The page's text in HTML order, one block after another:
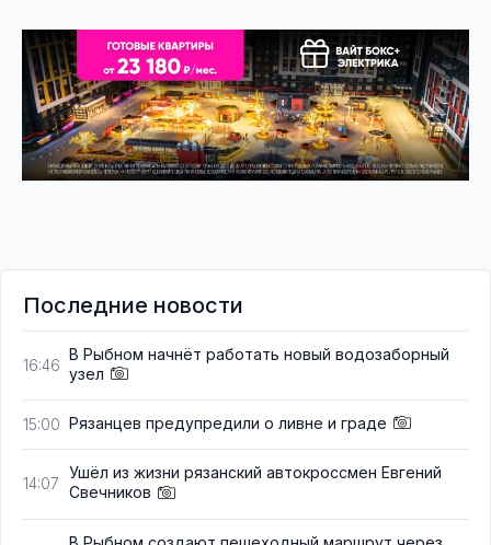
Последние новости
16:46
В Рыбном начнёт работать новый водозаборный
узел
15:00 Рязанцев предупредили о ливне и граде
14:07
Ушёл из жизни рязанский автокроссмен Евгений
Свечников